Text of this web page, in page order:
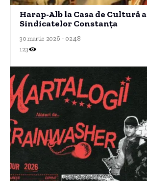
Harap-Alb la Casa de Cultură a
Sindicatelor Constanţa
30 martie 2026 - 02:48
123